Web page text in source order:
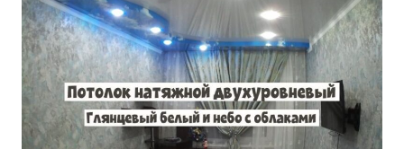
В
Н
Е
В
Ы
Й
П
О